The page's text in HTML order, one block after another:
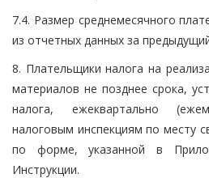
7.4. Размер среднемесячного
из отчетных данных за
8. Плательщики налога на
материалов не позднее срока,
налога, ежеквартально
налоговым инспекциям по месту
по форме, указанной в
Инструкции.